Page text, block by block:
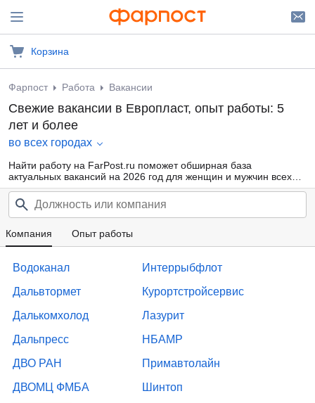
Корзина
Фарпост Работа Вакансии
Свежие вакансии в Европласт, опыт работы: 5
лет и более
во всех городах
Найти работу на FarPost.ru поможет обширная база
актуальных вакансий на 2026 год для женщин и мужчин всех
возрастов от прямых работодателей и кадровых агентств.
Воспользуйтесь удобной фильтрацией по профессиональным
областям, должности, типу занятости и другим параметрам или
внутренним поиском по сайту — так намного проще найти то,
что подходит именно Вам.
Компания Опыт работы
Водоканал
Дальвтормет
Далькомхолод
Дальпресс
ДВО РАН
ДВОМЦ ФМБА
Интеррыбфлот
Курортстройсервис
Лазурит
НБАМР
Примавтолайн
Шинтоп